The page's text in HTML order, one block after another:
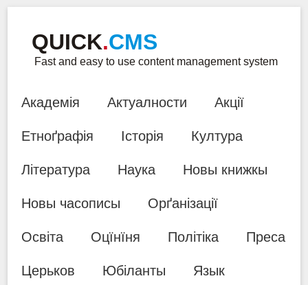
QUICK.CMS
Fast and easy to use content management system
Академія Актуалности Акції
Етноґрафія Історія Култура
Література Наука Новы книжкы
Новы часописы Орґанізації
Освіта Оцїнїня Політіка Преса
Церьков Юбіланты Язык